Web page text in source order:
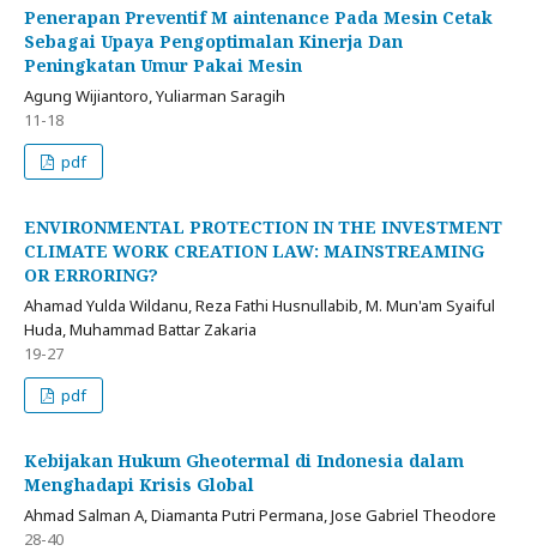
Penerapan Preventif M aintenance Pada Mesin Cetak
Sebagai Upaya Pengoptimalan Kinerja Dan
Peningkatan Umur Pakai Mesin
Agung Wijiantoro, Yuliarman Saragih
11-18
pdf
ENVIRONMENTAL PROTECTION IN THE INVESTMENT
CLIMATE WORK CREATION LAW: MAINSTREAMING
OR ERRORING?
Ahamad Yulda Wildanu, Reza Fathi Husnullabib, M. Mun'am Syaiful
Huda, Muhammad Battar Zakaria
19-27
pdf
Kebijakan Hukum Gheotermal di Indonesia dalam
Menghadapi Krisis Global
Ahmad Salman A, Diamanta Putri Permana, Jose Gabriel Theodore
28-40